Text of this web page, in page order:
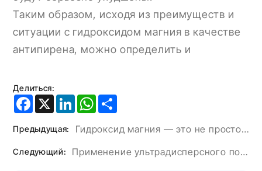
Таким образом, исходя из преимуществ и
ситуации с гидроксидом магния в качестве
антипирена, можно определить и
Делиться:
Facebook
X LinkedInWhatsApp
Предыдущая: Гидроксид магния — это не просто огнезащитное средство.
Следующий: Применение ультрадисперсного порошка гидроксида алюминия в клее для искусственного камня.